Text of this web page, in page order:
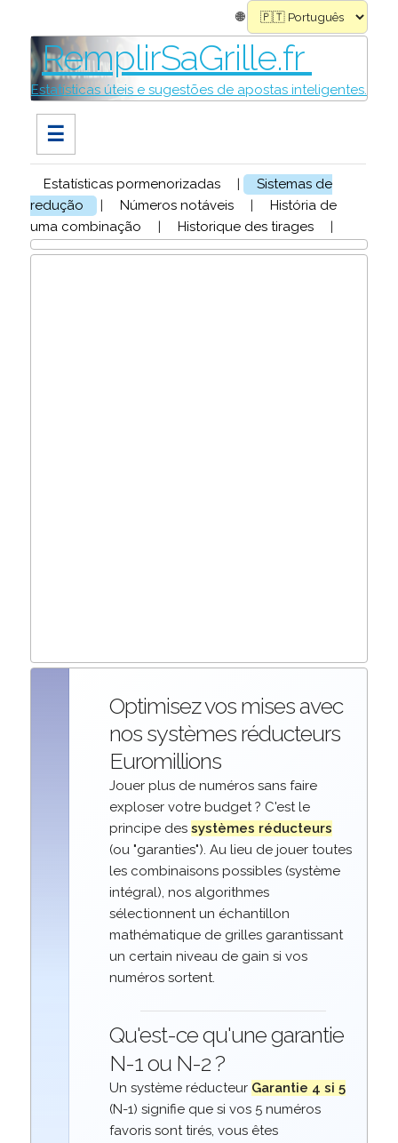
🌐
RemplirSaGrille.fr
Estatísticas úteis e sugestões de apostas inteligentes.
☰
Estatísticas pormenorizadas |
Sistemas de
redução
| Números notáveis |
História de
uma combinação
| Historique des tirages |
Optimisez vos mises avec
nos systèmes réducteurs
Euromillions
Jouer plus de numéros sans faire
exploser votre budget ? C'est le
principe dessystèmes réducteurs
(ou "garanties"). Au lieu de jouer toutes
les combinaisons possibles (système
intégral), nos algorithmes
sélectionnent un échantillon
mathématique de grilles garantissant
un certain niveau de gain si vos
numéros sortent.
Qu'est-ce qu'une garantie
N-1 ou N-2 ?
Un système réducteur Garantie 4 si 5
(N-1) signifie que si vos 5 numéros
favoris sont tirés, vous êtes